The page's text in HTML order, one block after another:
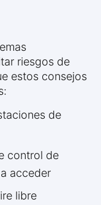
riesgos de
estos consejos
de
control de
acceder
libre